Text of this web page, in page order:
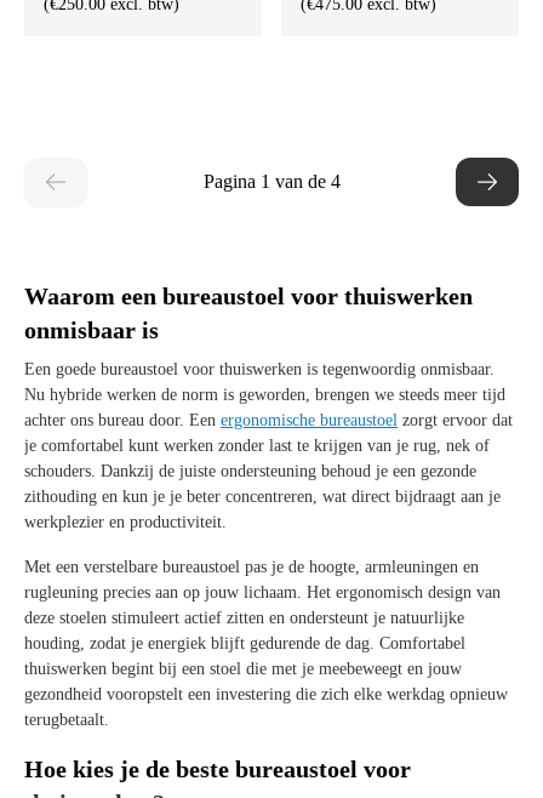
(€250.00 excl. btw)
(€475.00 excl. btw)
Pagina 1 van de 4
Waarom een bureaustoel voor thuiswerken
onmisbaar is
Een goede bureaustoel voor thuiswerken is tegenwoordig onmisbaar.
Nu hybride werken de norm is geworden, brengen we steeds meer tijd
achter ons bureau door. Een ergonomische bureaustoel zorgt ervoor dat
je comfortabel kunt werken zonder last te krijgen van je rug, nek of
schouders. Dankzij de juiste ondersteuning behoud je een gezonde
zithouding en kun je je beter concentreren, wat direct bijdraagt aan je
werkplezier en productiviteit.
Met een verstelbare bureaustoel pas je de hoogte, armleuningen en
rugleuning precies aan op jouw lichaam. Het ergonomisch design van
deze stoelen stimuleert actief zitten en ondersteunt je natuurlijke
houding, zodat je energiek blijft gedurende de dag. Comfortabel
thuiswerken begint bij een stoel die met je meebeweegt en jouw
gezondheid vooropstelt een investering die zich elke werkdag opnieuw
terugbetaalt.
Hoe kies je de beste bureaustoel voor